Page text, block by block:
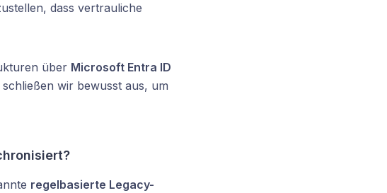
dass vertrauliche
über Microsoft Entra ID
wir bewusst aus, um
regelbasierte Legacy-